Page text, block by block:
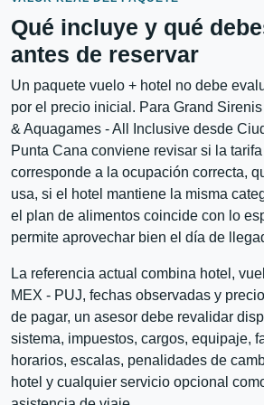
Qué incluye y qué
antes de reservar
Un paquete vuelo + hotel no debe
por el precio inicial. Para Grand
& Aquagames - All Inclusive desde
Punta Cana conviene revisar si la
corresponde a la ocupación correcta,
usa, si el hotel mantiene la misma
el plan de alimentos coincide con lo
permite aprovechar bien el día de
La referencia actual combina hotel,
MEX - PUJ, fechas observadas y
de pagar, un asesor debe revalidar
sistema, impuestos, cargos, equipaje,
horarios, escalas, penalidades de
hotel y cualquier servicio opcional